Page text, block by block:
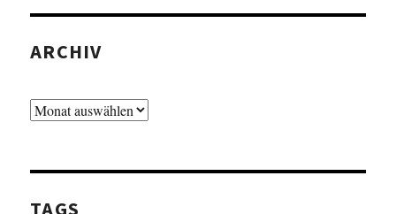
ARCHIV
Archiv
TAGS